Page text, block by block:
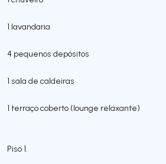
1 lavandaria
4 pequenos depósitos
1 sala de caldeiras
1 terraço coberto (lounge relaxante)
Piso 1.